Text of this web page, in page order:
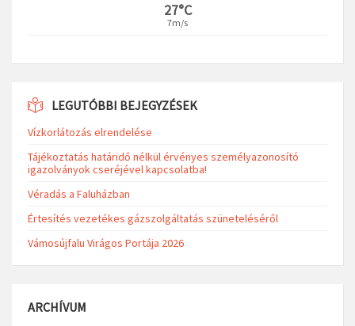
27°C
7m/s
LEGUTÓBBI BEJEGYZÉSEK
Vízkorlátozás elrendelése
Tájékoztatás határidő nélkül érvényes személyazonosító
igazolványok cseréjével kapcsolatba!
Véradás a Faluházban
Értesítés vezetékes gázszolgáltatás szüneteléséről
Vámosújfalu Virágos Portája 2026
ARCHÍVUM